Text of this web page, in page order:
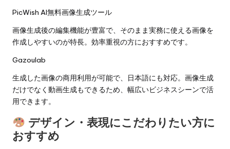
PicWish AI無料画像生成ツール
画像生成後の編集機能が豊富で、そのまま実務に使える画像を
作成しやすいのが特長。効率重視の方におすすめです。
Gazoulab
生成した画像の商用利用が可能で、日本語にも対応。画像生成
だけでなく動画生成もできるため、幅広いビジネスシーンで活
用できます。
デザイン・表現にこだわりたい方に
おすすめ